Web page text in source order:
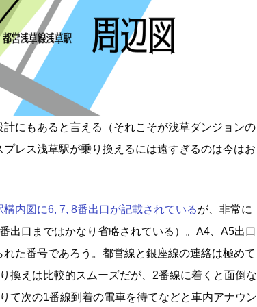
にもあると言える（それこそが浅草ダンジョンの
レス浅草駅が乗り換えるには遠すぎるのは今はお
内図に6, 7, 8番出口が記載されているが、非常に
出口まではかなり省略されている）。A4、A5出口
た番号であろう。都営線と銀座線の連絡は極めて
換えは比較的スムーズだが、2番線に着くと面倒な
て次の1番線到着の電車を待てなどと車内アナウン